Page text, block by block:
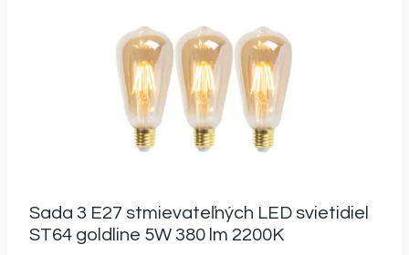
Sada 3 E27 stmievateľných LED svietidiel
ST64 goldline 5W 380 lm 2200K